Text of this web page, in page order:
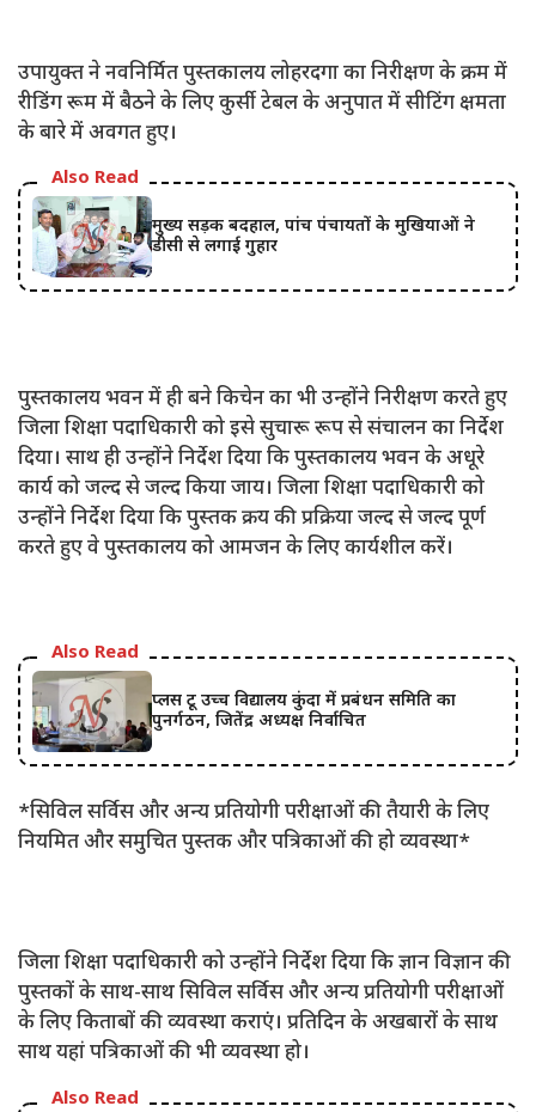
उपायुक्त ने नवनिर्मित पुस्तकालय लोहरदगा का निरीक्षण के क्रम में
रीडिंग रूम में बैठने के लिए कुर्सी टेबल के अनुपात में सीटिंग क्षमता
के बारे में अवगत हुए।
Also Read
मुख्य सड़क बदहाल, पांच पंचायतों के मुखियाओं ने
डीसी से लगाई गुहार
पुस्तकालय भवन में ही बने किचेन का भी उन्होंने निरीक्षण करते हुए
जिला शिक्षा पदाधिकारी को इसे सुचारू रूप से संचालन का निर्देश
दिया। साथ ही उन्होंने निर्देश दिया कि पुस्तकालय भवन के अधूरे
कार्य को जल्द से जल्द किया जाय। जिला शिक्षा पदाधिकारी को
उन्होंने निर्देश दिया कि पुस्तक क्रय की प्रक्रिया जल्द से जल्द पूर्ण
करते हुए वे पुस्तकालय को आमजन के लिए कार्यशील करें।
Also Read
प्लस टू उच्च विद्यालय कुंदा में प्रबंधन समिति का
पुनर्गठन, जितेंद्र अध्यक्ष निर्वाचित
*सिविल सर्विस और अन्य प्रतियोगी परीक्षाओं की तैयारी के लिए
नियमित और समुचित पुस्तक और पत्रिकाओं की हो व्यवस्था*
जिला शिक्षा पदाधिकारी को उन्होंने निर्देश दिया कि ज्ञान विज्ञान की
पुस्तकों के साथ-साथ सिविल सर्विस और अन्य प्रतियोगी परीक्षाओं
के लिए किताबों की व्यवस्था कराएं। प्रतिदिन के अखबारों के साथ
साथ यहां पत्रिकाओं की भी व्यवस्था हो।
Also Read